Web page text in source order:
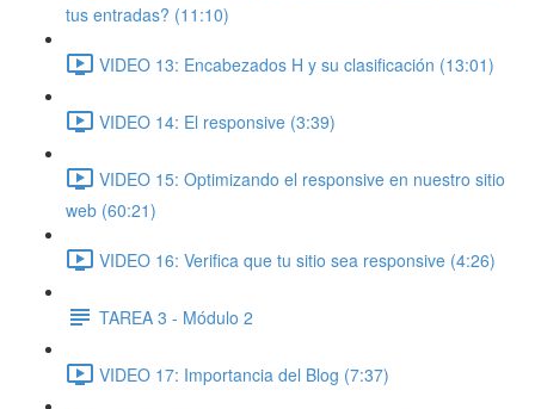
tus entradas? (11:10)
VIDEO 13: Encabezados H y su clasificación (13:01)
VIDEO 14: El responsive (3:39)
VIDEO 15: Optimizando el responsive en nuestro sitio
web (60:21)
VIDEO 16: Verifica que tu sitio sea responsive (4:26)
TAREA 3 - Módulo 2
VIDEO 17: Importancia del Blog (7:37)